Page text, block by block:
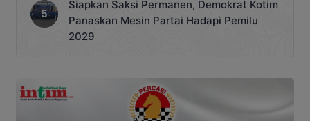
Siapkan Saksi Permanen, Demokrat Kotim
Panaskan Mesin Partai Hadapi Pemilu
2029